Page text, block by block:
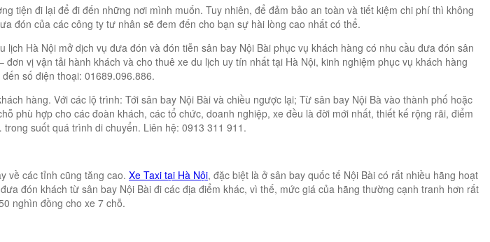
tiện đi lại để đi đến những nơi mình muốn. Tuy nhiên, để đảm bảo an toàn và tiết kiệm chi phí thì không
đón của các công ty tư nhân sẽ đem đến cho bạn sự hài lòng cao nhất có thể.
Hà Nội mở dịch vụ đưa đón và đón tiễn sân bay Nội Bài phục vụ khách hàng có nhu cầu đưa đón sân
vị vận tải hành khách và cho thuê xe du lịch uy tín nhất tại Hà Nội, kinh nghiệm phục vụ khách hàng
số điện thoại: 01689.096.886.
hàng. Với các lộ trình: Tới sân bay Nội Bài và chiều ngược lại; Từ sân bay Nội Bà vào thành phố hoặc
phù hợp cho các đoàn khách, các tổ chức, doanh nghiệp, xe đều là đời mới nhất, thiết kế rộng rãi, điểm
suốt quá trình di chuyển. Liên hệ: 0913 311 911.
về các tỉnh cũng tăng cao. Xe Taxi tại Hà Nội, đặc biệt là ở sân bay quốc tế Nội Bài có rất nhiều hãng hoạt
đón khách từ sân bay Nội Bài đi các địa điểm khác, vì thế, mức giá của hãng thường cạnh tranh hơn rất
nghìn đồng cho xe 7 chỗ.